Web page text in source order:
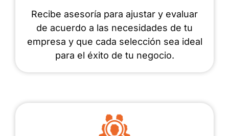
Recibe asesoría para ajustar y evaluar
de acuerdo a las necesidades de tu
empresa y que cada selección sea ideal
para el éxito de tu negocio.